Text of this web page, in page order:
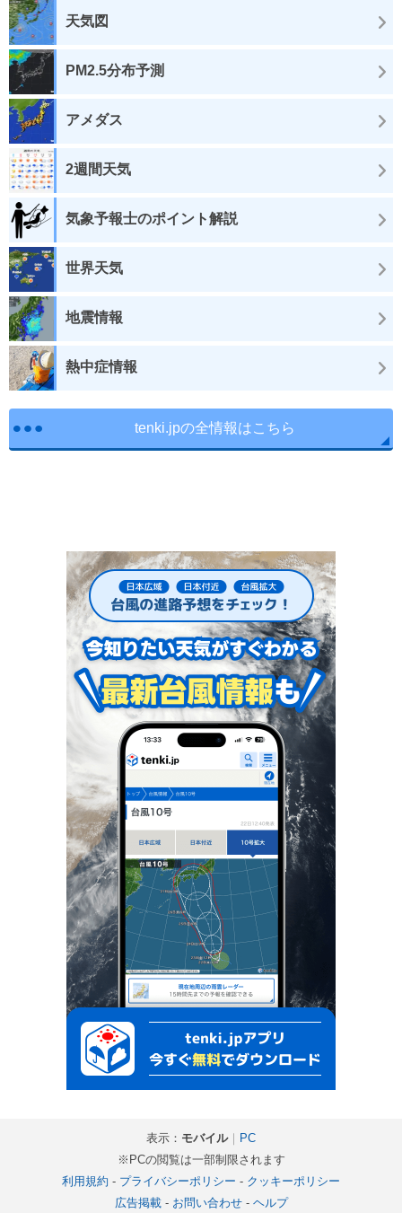
天気図
PM2.5分布予測
アメダス
2週間天気
気象予報士のポイント解説
世界天気
地震情報
熱中症情報
tenki.jpの全情報はこちら
表示： モバイル｜ PC
※PCの閲覧は一部制限されます
利用規約 - プライバシーポリシー - クッキーポリシー
広告掲載- お問い合わせ- ヘルプ